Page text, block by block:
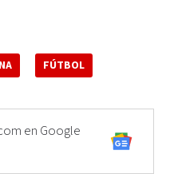
FÚTBOL
en Google